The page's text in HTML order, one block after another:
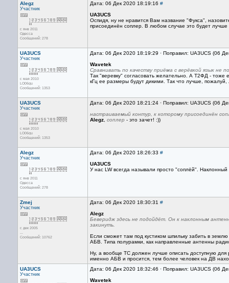
Alegz
Участник
с янв 2011
Одесса
Сообщений: 278
Дата: 06 Дек 2020 18:19:16 #
UA3UCS
Оспидя, ну не нравится Вам название "Фукса",
присоединён соплер. В любом случае это будет лучше
UA3UCS
Участник
с мая 2010
LO06qu
Сообщений: 1353
Дата: 06 Дек 2020 18:19:29 · Поправил: UA3UCS (06
Wavetek
Сравнивать по качеству приёма с верёвкой язык не
Так "веревку" согласовать желательно. А Т2ФД - тоже
кГц ее размеры будут дикими. Так что лучше, пожалуй,
UA3UCS
Участник
с мая 2010
LO06qu
Сообщений: 1353
Дата: 06 Дек 2020 18:21:24 · Поправил: UA3UCS (06
настраиваемый контур, к которому присоединён
Alegz соплер - это зачет! :))
Alegz
Участник
с янв 2011
Одесса
Сообщений: 278
Дата: 06 Дек 2020 18:26:33 #
UA3UCS
У нас LW всегда называли просто "соплёй".
Zmej
Участник
с дек 2005
...
Сообщений: 10762
Дата: 06 Дек 2020 18:30:31 #
Alegz
Беверидж здесь не подойдёт. Он к наклонным
закинуть.
Если сможет там под кустиком шпильку забить в
АБВ. Типа полурамки, как направленные антенны
Ну, а вообще ТС должен лучше описать доступную для
именно АБВ и просится, тем более человек на ДВ
UA3UCS
Участник
Дата: 06 Дек 2020 18:32:46 · Поправил: UA3UCS (06
Wavetek